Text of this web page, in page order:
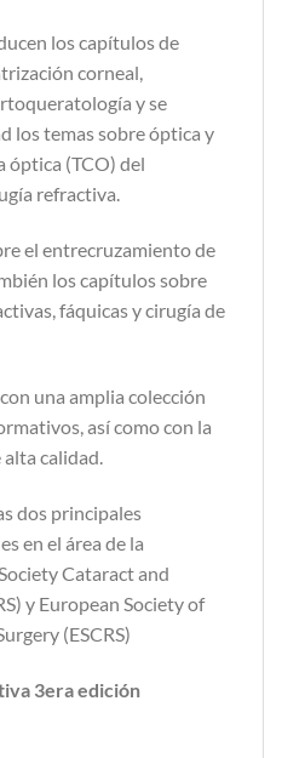
los capítulos de
corneal,
y se
los temas sobre óptica y
óptica (TCO) del
refractiva.
el entrecruzamiento de
los capítulos sobre
fáquicas y cirugía de
una amplia colección
así como con la
alta calidad.
dos principales
en el área de la
Cataract and
y European Society of
(ESCRS)
3era edición